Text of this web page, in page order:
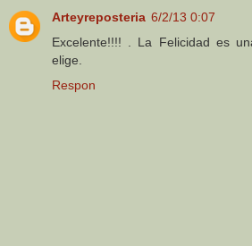
Arteyreposteria 6/2/13 0:07
Excelente!!!! . La Felicidad es
elige.
Respon